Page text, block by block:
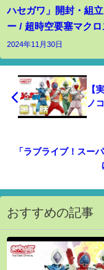
ハセガワ」開封・組
ー / 超時空要塞マクロ
2024年11月30日
【
ノ
「ラブライブ！スー
おすすめの記事